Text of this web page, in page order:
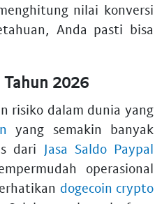
nilai konversi
Anda pasti bisa
2026
risiko dalam dunia yang
yang semakin banyak
dari Jasa Saldo Paypal
operasional
dogecoin crypto